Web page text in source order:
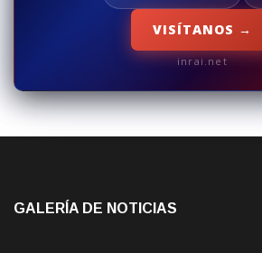
VISÍTANOS →
inrai.net
GALERÍA DE NOTICIAS